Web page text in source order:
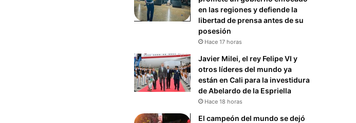
en las regiones y defiende la
libertad de prensa antes de su
posesión
Hace 17 horas
Javier Milei, el rey Felipe VI y
otros líderes del mundo ya
están en Cali para la investidura
de Abelardo de la Espriella
Hace 18 horas
El campeón del mundo se dejó